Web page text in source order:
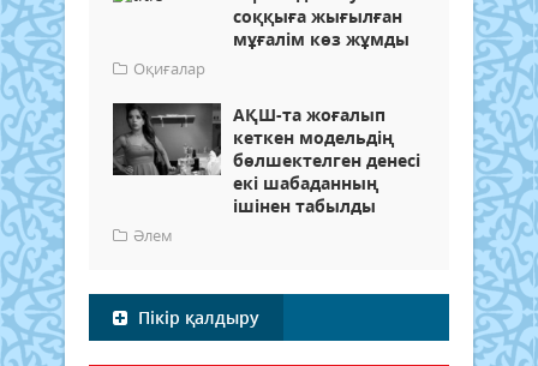
соққыға жығылған
мұғалім көз жұмды
Оқиғалар
АҚШ-та жоғалып
кеткен модельдің
бөлшектелген денесі
екі шабаданның
ішінен табылды
Әлем
Пікір қалдыру